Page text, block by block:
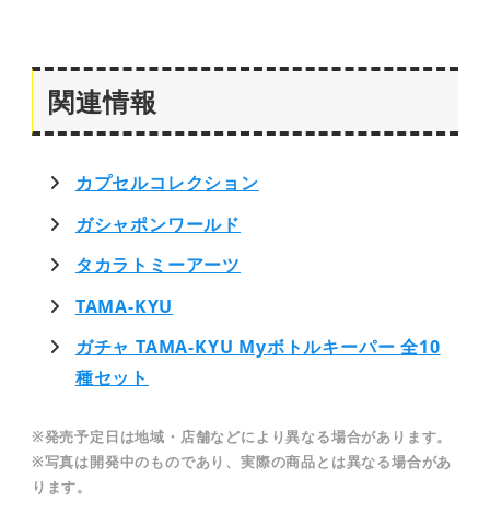
関連情報
カプセルコレクション
ガシャポンワールド
タカラトミーアーツ
TAMA-KYU
ガチャ TAMA-KYU Myボトルキーパー 全10
種セット
※発売予定日は地域・店舗などにより異なる場合があります。
※写真は開発中のものであり、実際の商品とは異なる場合があ
ります。